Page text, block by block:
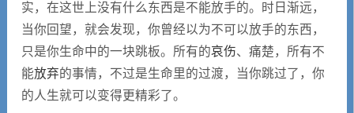
实，在这世上没有什么东西是不能放手的。时日渐远，
当你回望，就会发现，你曾经以为不可以放手的东西，
只是你生命中的一块跳板。所有的哀伤、痛楚，所有不
能放弃的事情，不过是生命里的过渡，当你跳过了，你
的人生就可以变得更精彩了。